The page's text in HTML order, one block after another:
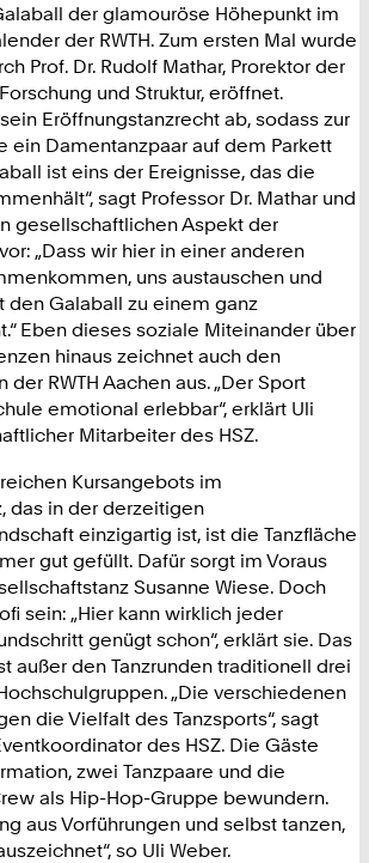
der glamouröse Höhepunkt im
der RWTH. Zum ersten Mal wurde
Prof. Dr. Rudolf Mathar, Prorektor der
und Struktur, eröffnet.
Eröffnungstanzrecht ab, sodass zur
ein Damentanzpaar auf dem Parkett
ist eins der Ereignisse, das die
sagt Professor Dr. Mathar und
gesellschaftlichen Aspekt der
„Dass wir hier in einer anderen
uns austauschen und
den Galaball zu einem ganz
Eben dieses soziale Miteinander über
hinaus zeichnet auch den
RWTH Aachen aus. „Der Sport
emotional erlebbar“, erklärt Uli
Mitarbeiter des HSZ.
Kursangebots im
das in der derzeitigen
einzigartig ist, ist die Tanzfläche
gut gefüllt. Dafür sorgt im Voraus
Susanne Wiese. Doch
sein: „Hier kann wirklich jeder
genügt schon“, erklärt sie. Das
außer den Tanzrunden traditionell drei
„Die verschiedenen
die Vielfalt des Tanzsports“, sagt
des HSZ. Die Gäste
zwei Tanzpaare und die
als Hip-Hop-Gruppe bewundern.
aus Vorführungen und selbst tanzen,
so Uli Weber.